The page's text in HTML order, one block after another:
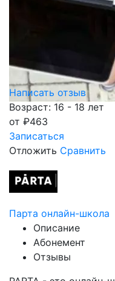
Написать отзыв
Возраст: 16 - 18 лет
от ₽463
Записаться
Отложить Сравнить
Парта онлайн-школа
Описание
Абонемент
Отзывы